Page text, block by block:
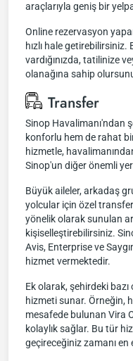
araçlarıyla geniş bir
Online rezervasyon
hızlı hale
vardığınızda, tatilinize
olanağına sahip
Transfer
Sinop Havalimanı'ndan
konforlu hem de rahat
hizmetle,
Sinop'un diğer önemli
Büyük aileler, arkadaş
yolcular için özel
yönelik olarak sunulan
kişiselleştirebilirsiniz.
Avis, Enterprise ve
hizmet vermektedir.
Ek olarak, şehirdeki
hizmeti sunar. Örneğin,
mesafede bulunan Vira
kolaylık sağlar. Bu tür
geçireceğiniz zamanı